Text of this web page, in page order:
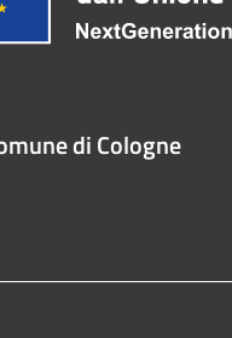
di Cologne